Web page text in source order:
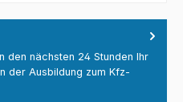
den nächsten 24 Stunden Ihr
der Ausbildung zum Kfz-